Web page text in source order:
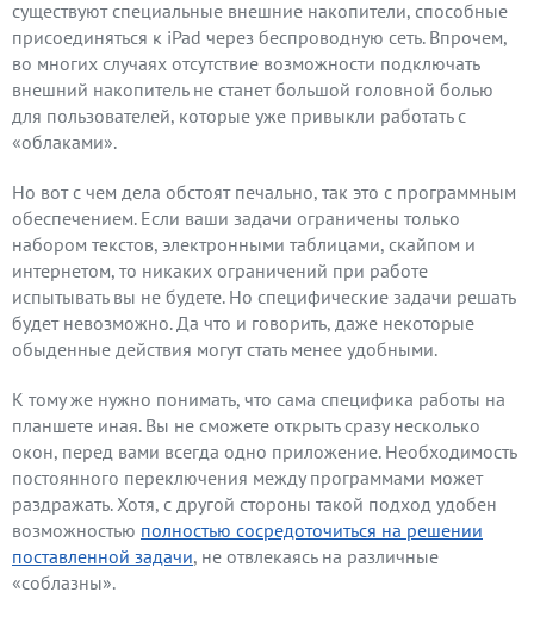
существуют специальные внешние накопители, способные
присоединяться к iPad через беспроводную сеть. Впрочем,
во многих случаях отсутствие возможности подключать
внешний накопитель не станет большой головной болью
для пользователей, которые уже привыкли работать с
«облаками».
Но вот с чем дела обстоят печально, так это с программным
обеспечением. Если ваши задачи ограничены только
набором текстов, электронными таблицами, скайпом и
интернетом, то никаких ограничений при работе
испытывать вы не будете. Но специфические задачи решать
будет невозможно. Да что и говорить, даже некоторые
обыденные действия могут стать менее удобными.
К тому же нужно понимать, что сама специфика работы на
планшете иная. Вы не сможете открыть сразу несколько
окон, перед вами всегда одно приложение. Необходимость
постоянного переключения между программами может
раздражать. Хотя, с другой стороны такой подход удобен
возможностью полностью сосредоточиться на решении
поставленной задачи, не отвлекаясь на различные
«соблазны».